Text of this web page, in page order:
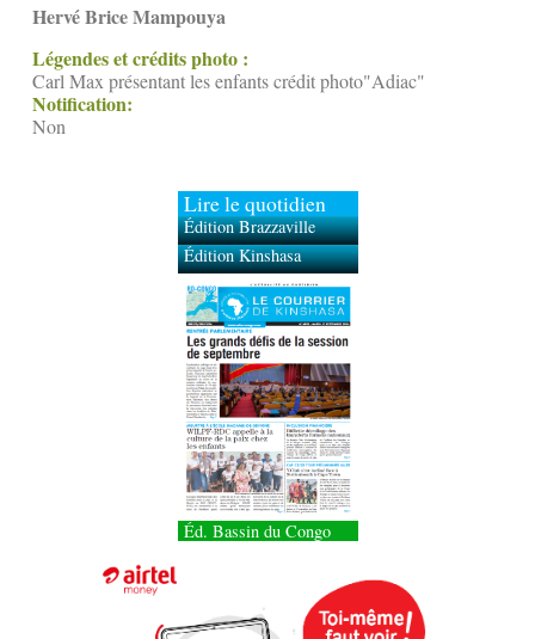
Hervé Brice Mampouya
Légendes et crédits photo :
Carl Max présentant les enfants crédit photo"Adiac"
Notification:
Non
Lire le quotidien
Édition Brazzaville
Édition Kinshasa
Éd. Bassin du Congo